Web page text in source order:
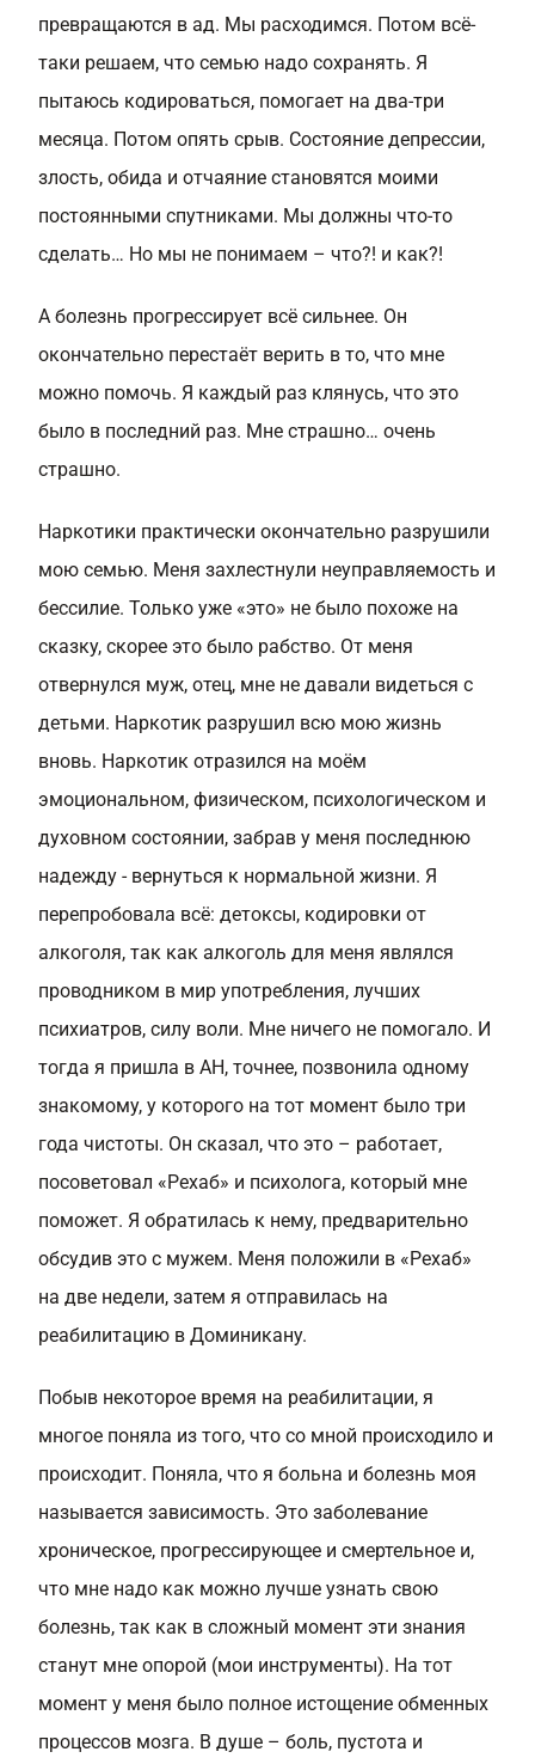
превращаются в ад. Мы расходимся. Потом всё-
таки решаем, что семью надо сохранять. Я
пытаюсь кодироваться, помогает на два-три
месяца. Потом опять срыв. Состояние депрессии,
злость, обида и отчаяние становятся моими
постоянными спутниками. Мы должны что-то
сделать… Но мы не понимаем – что?! и как?!
А болезнь прогрессирует всё сильнее. Он
окончательно перестаёт верить в то, что мне
можно помочь. Я каждый раз клянусь, что это
было в последний раз. Мне страшно… очень
страшно.
Наркотики практически окончательно разрушили
мою семью. Меня захлестнули неуправляемость и
бессилие. Только уже «это» не было похоже на
сказку, скорее это было рабство. От меня
отвернулся муж, отец, мне не давали видеться с
детьми. Наркотик разрушил всю мою жизнь
вновь. Наркотик отразился на моём
эмоциональном, физическом, психологическом и
духовном состоянии, забрав у меня последнюю
надежду - вернуться к нормальной жизни. Я
перепробовала всё: детоксы, кодировки от
алкоголя, так как алкоголь для меня являлся
проводником в мир употребления, лучших
психиатров, силу воли. Мне ничего не помогало. И
тогда я пришла в АН, точнее, позвонила одному
знакомому, у которого на тот момент было три
года чистоты. Он сказал, что это – работает,
посоветовал «Рехаб» и психолога, который мне
поможет. Я обратилась к нему, предварительно
обсудив это с мужем. Меня положили в «Рехаб»
на две недели, затем я отправилась на
реабилитацию в Доминикану.
Побыв некоторое время на реабилитации, я
многое поняла из того, что со мной происходило и
происходит. Поняла, что я больна и болезнь моя
называется зависимость. Это заболевание
хроническое, прогрессирующее и смертельное и,
что мне надо как можно лучше узнать свою
болезнь, так как в сложный момент эти знания
станут мне опорой (мои инструменты). На тот
момент у меня было полное истощение обменных
процессов мозга. В душе – боль, пустота и